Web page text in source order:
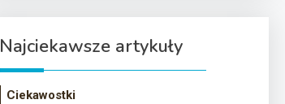
Najciekawsze artykuły
Ciekawostki